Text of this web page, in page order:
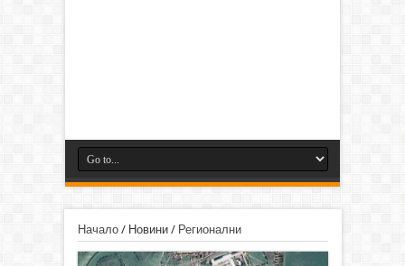
Начало/ Новини/ Регионални